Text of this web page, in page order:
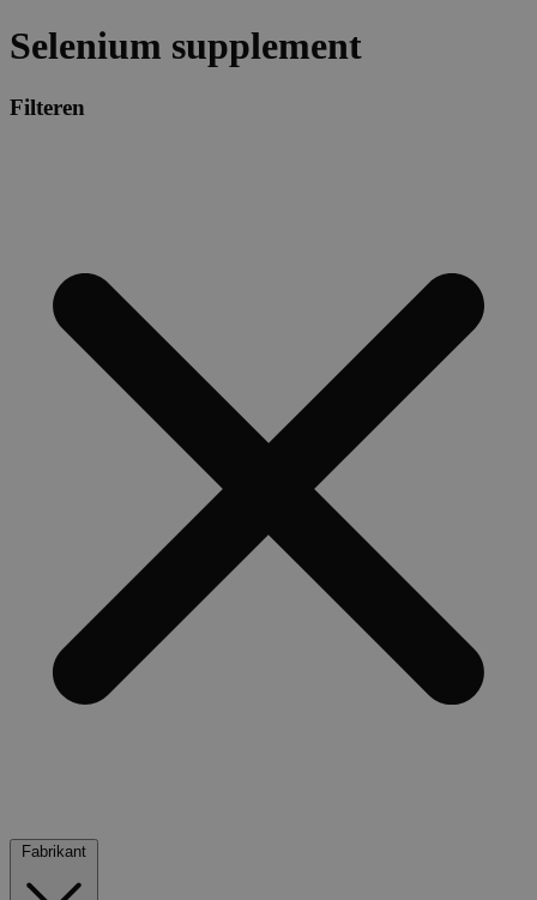
Selenium supplement
Filteren
Fabrikant